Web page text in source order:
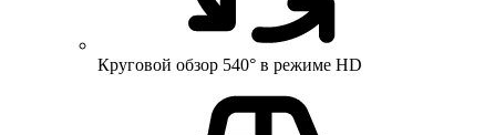
Круговой обзор 540° в режиме HD